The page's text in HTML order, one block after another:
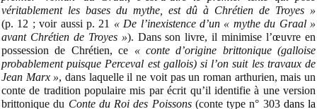
véritablement les bases du mythe, est dû à Chrétien de Troyes »
(p. 12 ; voir aussi p. 21 « De l’inexistence d’un « mythe du Graal »
avant Chrétien de Troyes »). Dans son livre, il minimise l’œuvre en
possession de Chrétien, ce « conte d’origine brittonique (galloise
probablement puisque Perceval est gallois) si l’on suit les travaux de
Jean Marx », dans laquelle il ne voit pas un roman arthurien, mais un
conte de tradition populaire mis par écrit qu’il identifie à une version
brittonique du Conte du Roi des Poissons(conte type n° 303 dans la